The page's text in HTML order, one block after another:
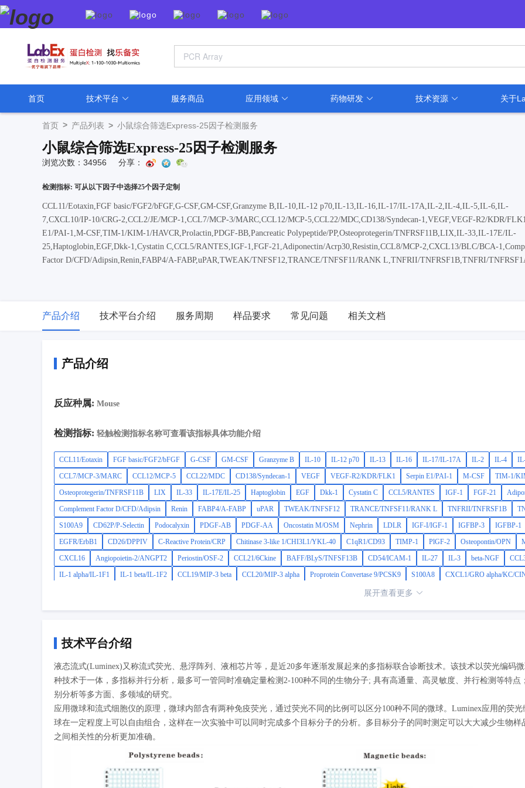
首页 技术平台 服务商品 应用领域 药物研发 技术资源 关于
首页 > 产品列表 > 小鼠综合筛选Express-25因子检测服务
小鼠综合筛选Express-25因子检测服务
浏览次数：34956 分享：
检测指标: 可从以下因子中选择25个因子定制
CCL11/Eotaxin,FGF basic/FGF2/bFGF,G-CSF,GM-CSF,Granzyme B,IL-10,IL-12 p70,IL-13,IL-16,IL-17/IL-17A,IL-2,IL-4,IL-5,IL-6,IL-
7,CXCL10/IP-10/CRG-2,CCL2/JE/MCP-1,CCL7/MCP-3/MARC,CCL12/MCP-5,CCL22/MDC,CD138/Syndecan-1,VEGF,VEGF-R2/KDR/
E1/PAI-1,M-CSF,TIM-1/KIM-1/HAVCR,Prolactin,PDGF-BB,Pancreatic Polypeptide/PP,Osteoprotegerin/TNFRSF11B,LIX,IL-33,IL-17E/IL-
25,Haptoglobin,EGF,Dkk-1,Cystatin C,CCL5/RANTES,IGF-1,FGF-21,Adiponectin/Acrp30,Resistin,CCL8/MCP-2,CXCL13/BLC/BCA-
Factor D/CFD/Adipsin,Renin,FABP4/A-FABP,uPAR,TWEAK/TNFSF12,TRANCE/TNFSF11/RANK L,TNFRII/TNFRSF1B,TNFRI/
2/ANGPT2,Periostin/OSF-2,CCL21/6Ckine,BAFF/BLyS/TNFSF13B,CD54/ICAM-1,IL-27,IL-3,beta-NGF,CCL3/MIP-1 alpha,CCL4/MIP-1
gamma,IL-1 alpha/IL-1F1,IL-1 beta/IL-1F2,CCL19/MIP-3 beta,CCL20/MIP-3 alpha,Proprotein Convertase 9/PCSK9,S100A8,CXCL1/GRO
产品介绍 技术平台介绍 服务周期 样品要求 常见问题 相关文档
产品介绍
反应种属: Mouse
检测指标: 轻触检测指标名称可查看该指标具体功能介绍
CCL11/Eotaxin FGF basic/FGF2/bFGF G-CSF GM-CSF Granzyme B IL-10 IL-12 p70 IL-13 IL-16 IL-17/IL-17A IL-2 IL-4
CCL7/MCP-3/MARC
CCL12/MCP-5 CCL22/MDC CD138/Syndecan-1 VEGF VEGF-R2/KDR/FLK1 Serpin E1/PAI-1 M-CSF TIM-1/
Osteoprotegerin/TNFRSF11B
LIX IL-33 IL-17E/IL-25 Haptoglobin EGF Dkk-1 Cystatin C CCL5/RANTES IGF-1 FGF-21
Complement Factor D/CFD/Adipsin
Renin FABP4/A-FABP uPAR TWEAK/TNFSF12 TRANCE/TNFSF11/RANK L TNFRII/TNFRSF1B
S100A9
CD62P/P-Selectin Podocalyxin PDGF-AB PDGF-AA Oncostatin M/OSM Nephrin LDLR IGF-I/IGF-1 IGFBP-3 IGFBP-1
EGFR/ErbB1
CD26/DPPIV C-Reactive Protein/CRP Chitinase 3-like 1/CHI3L1/YKL-40 C1qR1/CD93 TIMP-1 PlGF-2 Osteopontin/OPN
CXCL16
Angiopoietin-2/ANGPT2 Periostin/OSF-2 CCL21/6Ckine BAFF/BLyS/TNFSF13B CD54/ICAM-1 IL-27 IL-3 beta-NGF
IL-1 alpha/IL-1F1
IL-1 beta/IL-1F2 CCL19/MIP-3 beta CCL20/MIP-3 alpha Proprotein Convertase 9/PCSK9 S100A8 CXCL1/GRO alpha/KC/
展开查看更多
技术平台介绍
液态流式(Luminex)又称流式荧光、悬浮阵列、液相芯片等，是近20多年逐渐发展起来的多指标联合诊断技术。该技术以荧光编码
种技术于一体，多指标并行分析，最多可一管同时准确定量检测2-100种不同的生物分子; 具有高通量、高灵敏度、并行检测等特
别分析等多方面、多领域的研究。
应用微球和流式细胞仪的原理，微球内部含有两种免疫荧光，通过荧光不同的比例可以区分100种不同的微球。Luminex应用的荧
球在一定程度上可以自由组合，这样在一次实验中可以同时完成多个目标分子的分析。多目标分子的同时测定可以大大减少生物
之间相关性的分析更加准确。